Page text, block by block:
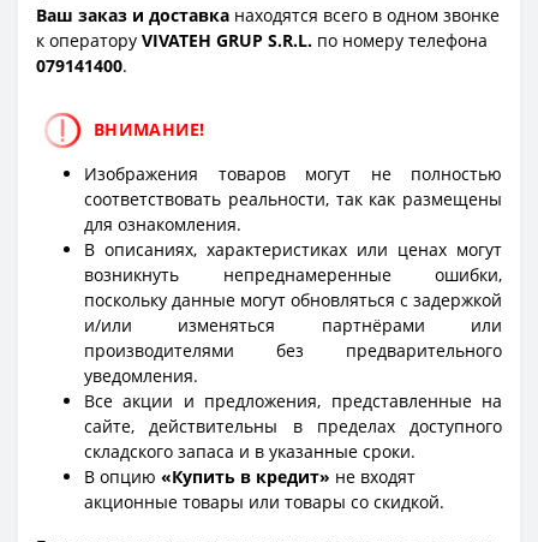
Ваш заказ и доставка находятся всего в одном звонке
к оператору VIVATEH GRUP S.R.L. по номеру телефона
079141400.
ВНИМАНИЕ!
Изображения товаров могут не полностью
соответствовать реальности, так как размещены
для ознакомления.
В описаниях, характеристиках или ценах могут
возникнуть непреднамеренные ошибки,
поскольку данные могут обновляться с задержкой
и/или изменяться партнёрами или
производителями без предварительного
уведомления.
Все акции и предложения, представленные на
сайте, действительны в пределах доступного
складского запаса и в указанные сроки.
В опцию «Купить в кредит» не входят
акционные товары или товары со скидкой.